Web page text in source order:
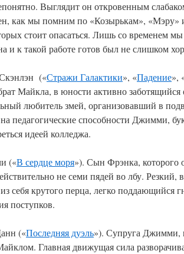
Выглядит он откровенным
как мы помним по «Козырькам», «Мэру»
стоит опасаться. Лишь со временем
и к такой работе готов был не слишком
(«Стражи Галактики», «Падение»,
Майкла, в юности активно
любитель змей, организовавший в
педагогические способности Джимми,
идеей колледжа.
(«В сердце моря»). Сын Фрэнка, которого
не семи пядей во лбу.
себя крутого перца, легко поддающийся
поступков.
(«Последняя дуэль»). Супруга Джимми,
Главная движущая сила